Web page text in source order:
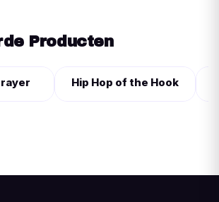
Producten
Hip Hop of the Hook